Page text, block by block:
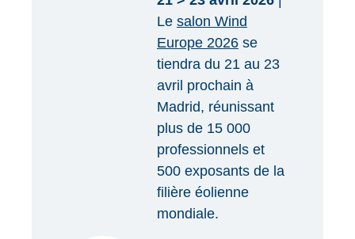
Le salon Wind
Europe 2026 se
tiendra du 21 au 23
avril prochain à
Madrid, réunissant
plus de 15 000
professionnels et
500 exposants de la
filière éolienne
mondiale.